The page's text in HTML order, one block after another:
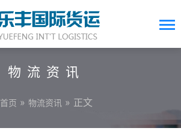
物流资讯
首页 » 物流资讯 » 正文